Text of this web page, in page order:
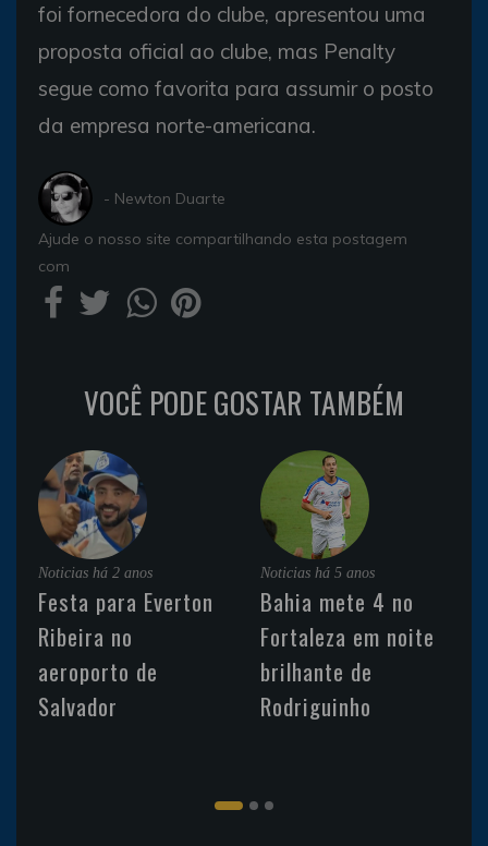
foi fornecedora do clube, apresentou uma
proposta oficial ao clube, mas Penalty
segue como favorita para assumir o posto
da empresa norte-americana.
- Newton Duarte
Ajude o nosso site compartilhando esta postagem
com
VOCÊ PODE GOSTAR TAMBÉM
Noticias há 2 anos
Festa para Everton
Ribeira no
aeroporto de
Salvador
Noticias há 5 anos
Bahia mete 4 no
Fortaleza em noite
brilhante de
Rodriguinho